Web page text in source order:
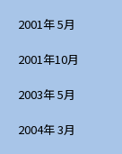
2001年 5月
2001年10月
2003年 5月
2004年 3月